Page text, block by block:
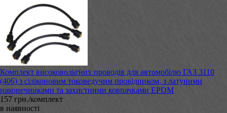
Комплект високовольтних проводів для автомобілю ГАЗ 3110
(406) з сіліконовим токоведучим провідником, з латуними
наконечниками та захистними ковпачками EPDM
157 грн./комплект
в наявності